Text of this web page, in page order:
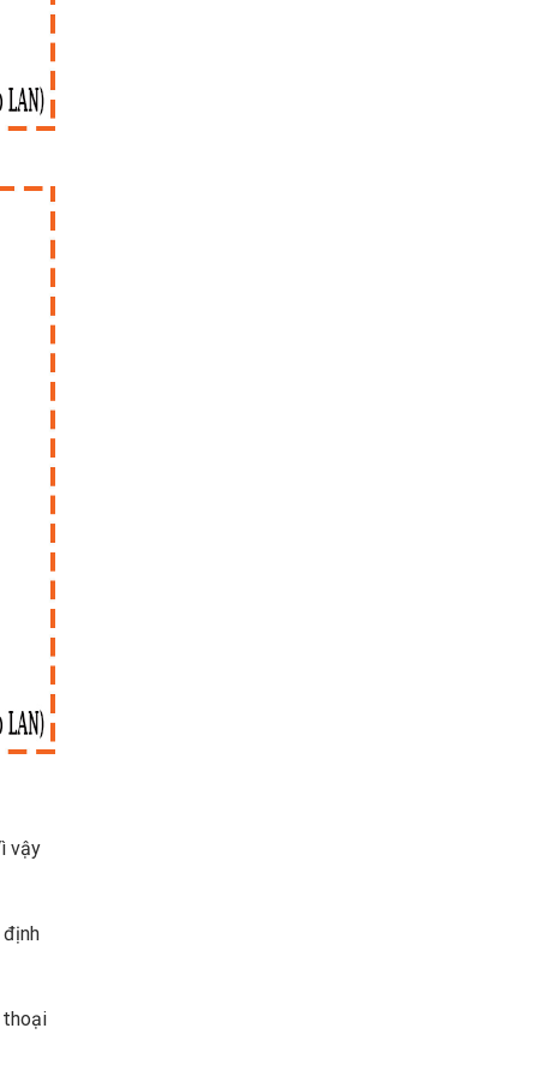
vậy
thoại